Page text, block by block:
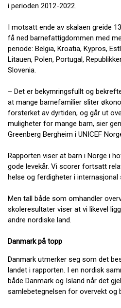
i perioden 2012-2022.
I motsatt ende av skalaen greide
få ned barnefattigdommen med
periode: Belgia, Kroatia, Kypros,
Litauen, Polen, Portugal,
Slovenia.
– Det er bekymringsfullt og
at mange barnefamilier sliter
forsterket av dyrtiden, og går ut
muligheter for mange barn, sier
Greenberg Bergheim i UNICEF
Rapporten viser at barn i Norge i
gode levekår. Vi scorer fortsatt
helse og ferdigheter i internasjonal
Men tall både som omhandler
skoleresultater viser at vi likevel
andre nordiske land.
Danmark på topp
Danmark utmerker seg som det
landet i rapporten. I en nordisk
både Danmark og Island når det
samlebetegnelsen for overvekt og